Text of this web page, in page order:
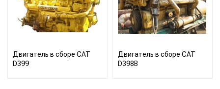
Двигатель в сборе CAT
D399
Двигатель в сборе CAT
D398B